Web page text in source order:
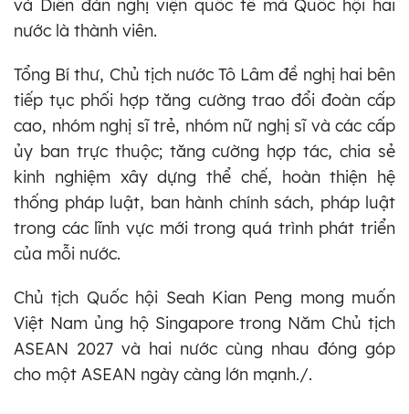
và Diễn đàn nghị viện quốc tế mà Quốc hội hai
nước là thành viên.
Tổng Bí thư, Chủ tịch nước Tô Lâm đề nghị hai bên
tiếp tục phối hợp tăng cường trao đổi đoàn cấp
cao, nhóm nghị sĩ trẻ, nhóm nữ nghị sĩ và các cấp
ủy ban trực thuộc; tăng cường hợp tác, chia sẻ
kinh nghiệm xây dựng thể chế, hoàn thiện hệ
thống pháp luật, ban hành chính sách, pháp luật
trong các lĩnh vực mới trong quá trình phát triển
của mỗi nước.
Chủ tịch Quốc hội Seah Kian Peng mong muốn
Việt Nam ủng hộ Singapore trong Năm Chủ tịch
ASEAN 2027 và hai nước cùng nhau đóng góp
cho một ASEAN ngày càng lớn mạnh./.